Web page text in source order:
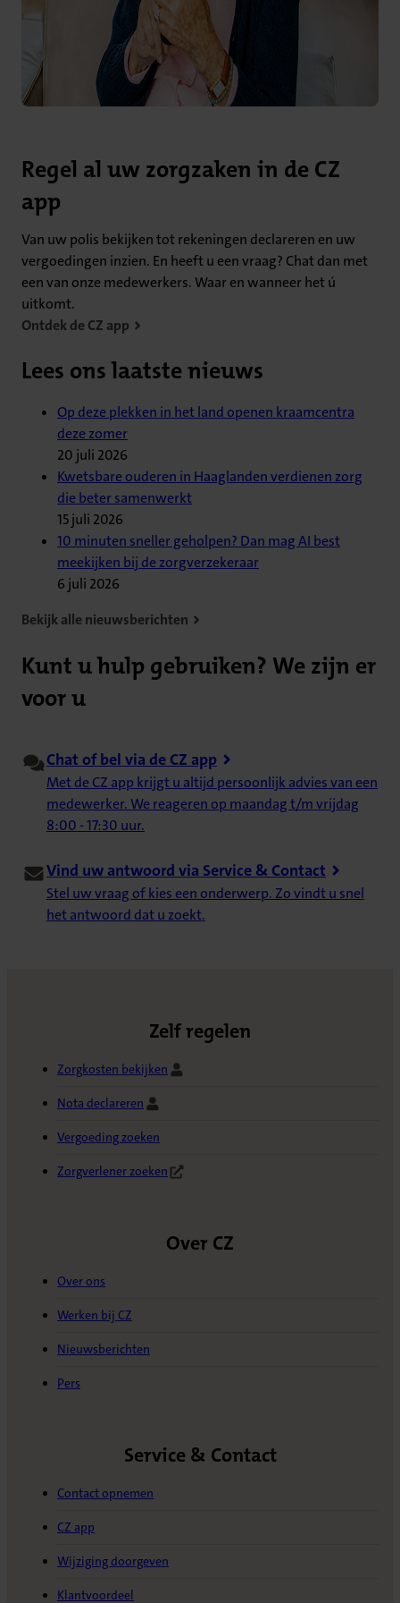
Regel al uw zorgzaken in de CZ
app
Van uw polis bekijken tot rekeningen declareren en uw
vergoedingen inzien. En heeft u een vraag? Chat dan met
een van onze medewerkers. Waar en wanneer het ú
uitkomt.
Ontdek de CZ app
Lees ons laatste nieuws
Op deze plekken in het land openen kraamcentra
deze zomer
20 juli 2026
Kwetsbare ouderen in Haaglanden verdienen zorg
die beter samenwerkt
15 juli 2026
10 minuten sneller geholpen? Dan mag AI best
meekijken bij de zorgverzekeraar
6 juli 2026
Bekijk alle nieuwsberichten
Kunt u hulp gebruiken? We zijn er
voor u
Chat of bel via de CZ app
Met de CZ app krijgt u altijd persoonlijk advies van een
medewerker. We reageren op maandag t/m vrijdag
8:00 - 17:30 uur.
Vind uw antwoord via Service & Contact
Stel uw vraag of kies een onderwerp. Zo vindt u snel
het antwoord dat u zoekt.
Zelf regelen
Zorgkosten bekijken
Nota declareren
Vergoeding zoeken
Zorgverlener zoeken
Over CZ
Over ons
Werken bij CZ
Nieuwsberichten
Pers
Service & Contact
Contact opnemen
CZ app
Wijziging doorgeven
Klantvoordeel